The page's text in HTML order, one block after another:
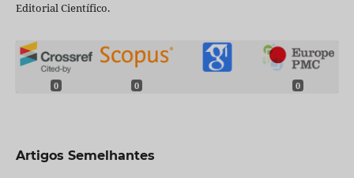
Editorial Científico.
0 0 0
Artigos Semelhantes